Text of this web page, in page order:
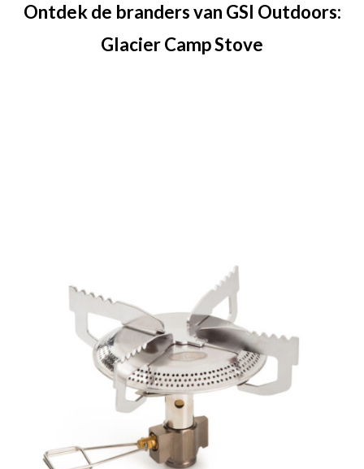
Ontdek de branders van GSI Outdoors:
Glacier Camp Stove